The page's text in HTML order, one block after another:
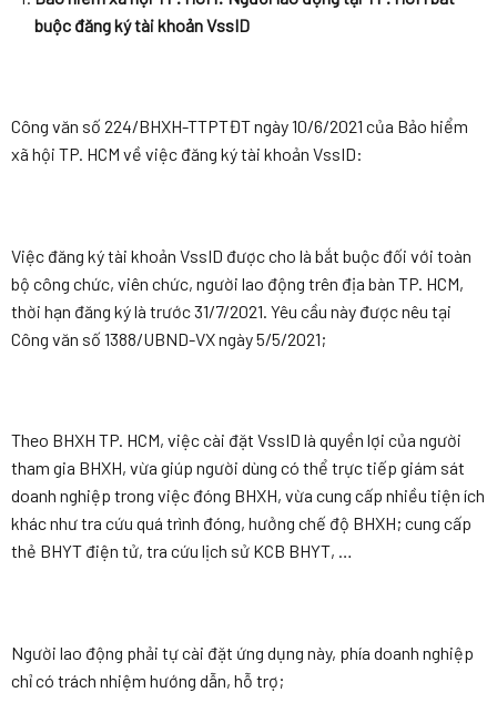
buộc đăng ký tài khoản VssID
Công văn số 224/BHXH-TTPTĐT ngày 10/6/2021 của Bảo hiểm
xã hội TP. HCM về việc đăng ký tài khoản VssID:
Việc đăng ký tài khoản VssID được cho là bắt buộc đối với toàn
bộ công chức, viên chức, người lao động trên địa bàn TP. HCM,
thời hạn đăng ký là trước 31/7/2021. Yêu cầu này được nêu tại
Công văn số 1388/UBND-VX ngày 5/5/2021;
Theo BHXH TP. HCM, việc cài đặt VssID là quyền lợi của người
tham gia BHXH, vừa giúp người dùng có thể trực tiếp giám sát
doanh nghiệp trong việc đóng BHXH, vừa cung cấp nhiều tiện ích
khác như tra cứu quá trình đóng, hưởng chế độ BHXH; cung cấp
thẻ BHYT điện tử, tra cứu lịch sử KCB BHYT, …
Người lao động phải tự cài đặt ứng dụng này, phía doanh nghiệp
chỉ có trách nhiệm hướng dẫn, hỗ trợ;